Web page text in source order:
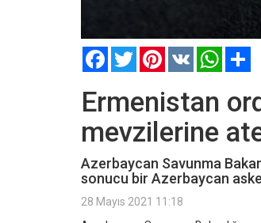
FacebookTwitterPinterest
VK
Ermenistan
mevzilerine
Azerbaycan Savunma
sonucu bir Azerbaycan
28 Mayıs 2021 11:18